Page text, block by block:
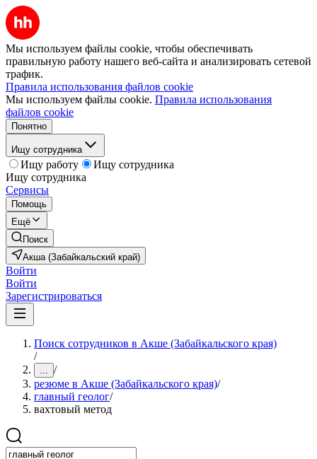
Мы используем файлы cookie, чтобы обеспечивать
правильную работу нашего веб-сайта и анализировать сетевой
трафик.
Правила использования файлов cookie
Мы используем файлы cookie. Правила использования
файлов cookie
Понятно
Ищу сотрудника
Ищу работу
Ищу сотрудника
Ищу сотрудника
Сервисы
Помощь
Ещё
Поиск
Акша (Забайкальский край)
Войти
Войти
Зарегистрироваться
Поиск сотрудников в Акше (Забайкальского края)
/
... /
резюме в Акше (Забайкальского края)/
главный геолог/
вахтовый метод